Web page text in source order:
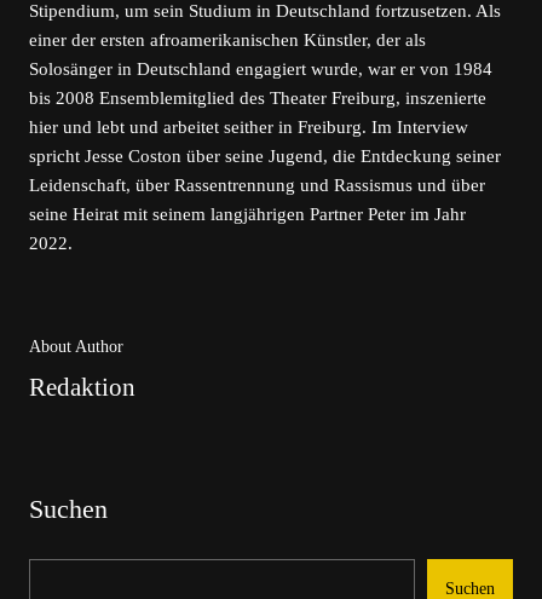
Stipendium, um sein Studium in Deutschland fortzusetzen. Als
einer der ersten afroamerikanischen Künstler, der als
Solosänger in Deutschland engagiert wurde, war er von 1984
bis 2008 Ensemblemitglied des Theater Freiburg, inszenierte
hier und lebt und arbeitet seither in Freiburg. Im Interview
spricht Jesse Coston über seine Jugend, die Entdeckung seiner
Leidenschaft, über Rassentrennung und Rassismus und über
seine Heirat mit seinem langjährigen Partner Peter im Jahr
2022.
About Author
Redaktion
Suchen
Suchen